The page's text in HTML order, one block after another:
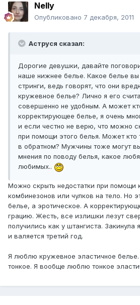
Nelly
Опубликовано 7 декабря, 2011
Аструся сказал:
Дорогие девушки, давайте
наше нижнее белье. Какое белье
стринги, ведь говорят, что они
кружевное белье? Лично я его
совершенно не удобным. А может
корректирующее белье, я очень
и если честно не верю, что можно
при помощи этого белья. Может кто
в обратном? Мужчины тоже могут
мнения по поводу белья, какое
любимых..
Можно скрыть недостатки при помощи
комбинезонов или чулков на тело. Но
белье, а эротическое. А
грацию. Жесть, все излишки лезут
получились как у штангиста. Закинула
и валяется третий год.
Я люблю кружевное эластичное
тонкое. Я вообще люблю тонкое